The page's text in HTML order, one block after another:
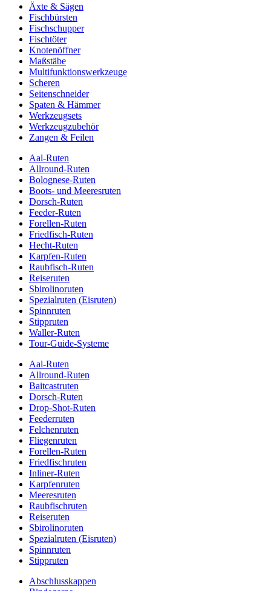
Äxte & Sägen
Fischbürsten
Fischschupper
Fischtöter
Knotenöffner
Maßstäbe
Multifunktionswerkzeuge
Scheren
Seitenschneider
Spaten & Hämmer
Werkzeugsets
Werkzeugzubehör
Zangen & Feilen
Aal-Ruten
Allround-Ruten
Bolognese-Ruten
Boots- und Meeresruten
Dorsch-Ruten
Feeder-Ruten
Forellen-Ruten
Friedfisch-Ruten
Hecht-Ruten
Karpfen-Ruten
Raubfisch-Ruten
Reiseruten
Sbirolinoruten
Spezialruten (Eisruten)
Spinnruten
Stippruten
Waller-Ruten
Tour-Guide-Systeme
Aal-Ruten
Allround-Ruten
Baitcastruten
Dorsch-Ruten
Drop-Shot-Ruten
Feederruten
Felchenruten
Fliegenruten
Forellen-Ruten
Friedfischruten
Inliner-Ruten
Karpfenruten
Meeresruten
Raubfischruten
Reiseruten
Sbirolinoruten
Spezialruten (Eisruten)
Spinnruten
Stippruten
Abschlusskappen